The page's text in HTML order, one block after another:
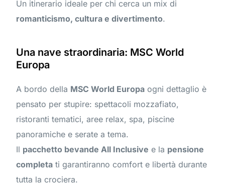
Un itinerario ideale per chi cerca un mix di
romanticismo, cultura e divertimento.
Una nave straordinaria: MSC World
Europa
A bordo della MSC World Europa ogni dettaglio è
pensato per stupire: spettacoli mozzafiato,
ristoranti tematici, aree relax, spa, piscine
panoramiche e serate a tema.
Il pacchetto bevande All Inclusive e la pensione
completa ti garantiranno comfort e libertà durante
tutta la crociera.